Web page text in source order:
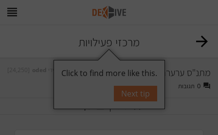
מרכזי פעילויות
מתנ"ס ערערה בנגב
0 תגובות
תייג עקוב
Click to find more like this.
Next tip